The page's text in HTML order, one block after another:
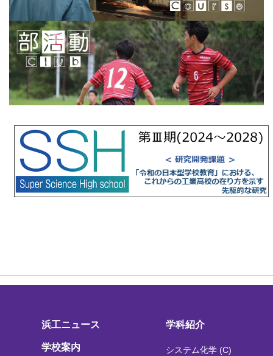
浜工ニュース
学校案内
学科紹介
システム化学 (C)